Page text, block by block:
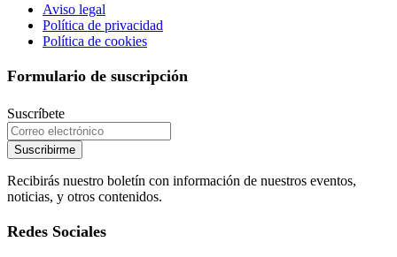
Aviso legal
Política de privacidad
Política de cookies
Formulario de suscripción
Suscríbete
Suscribirme
Recibirás nuestro boletín con información de nuestros eventos,
noticias, y otros contenidos.
Redes Sociales